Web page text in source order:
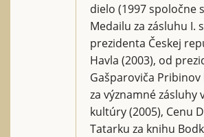
dielo (1997 spoločne
Medailu za zásluhu I.
prezidenta Českej
Havla (2003), od
Gašparoviča Pribinov
za významné zásluhy
kultúry (2005), Cenu
Tatarku za knihu